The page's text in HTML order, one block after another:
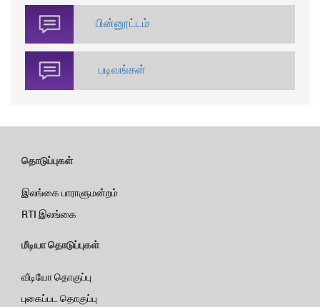
பின்னூட்டம்
படிவங்கள்
தொடுப்புகள்
இலங்கை பாராளுமன்றம்
RTI இலங்கை
மீடியா தொடுப்புகள்
வீடியோ தொகுப்பு
புகைப்பட தொகுப்பு